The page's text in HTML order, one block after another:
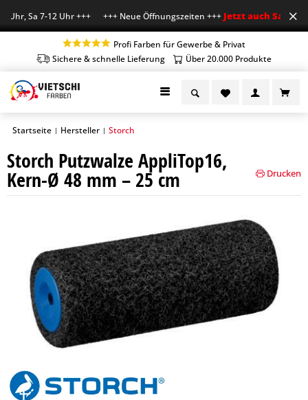
Sa 7-12 Uhr +++ +++ Neue Öffnungszeiten +++Jetzt auch Sa
Profi Farben für Gewerbe & Privat
Sichere & schnelle Lieferung
Über 20.000 Produkte
Startseite | Hersteller | Storch
Storch Putzwalze AppliTop16,
Kern-Ø 48 mm – 25 cm Drucken